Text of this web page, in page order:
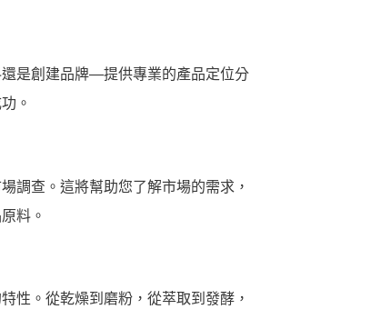
是創建品牌—提供專業的產品定位分
。
調查。這將幫助您了解市場的需求，
料。
性。從乾燥到磨粉，從萃取到發酵，